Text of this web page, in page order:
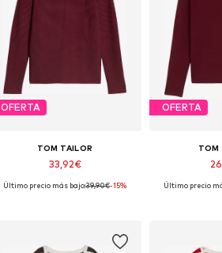
OFERTA
TOM TAILOR
33,92€
Disponible en muchas tallas
Último precio más bajo:39,90€-15%
OFERTA
TOM
Tallas
Último precio